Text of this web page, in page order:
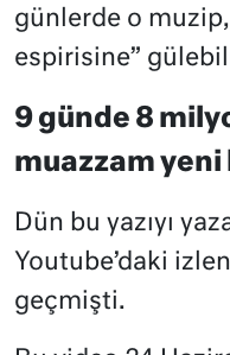
günlerde o
espirisine”
9 günde 8
muazzam yeni
Dün bu yazıyı
Youtube’daki
geçmişti.